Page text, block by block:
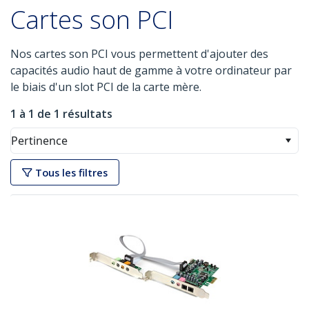
Cartes son PCI
Nos cartes son PCI vous permettent d'ajouter des
capacités audio haut de gamme à votre ordinateur par
le biais d'un slot PCI de la carte mère.
1 à 1 de 1 résultats
Pertinence
Tous les filtres